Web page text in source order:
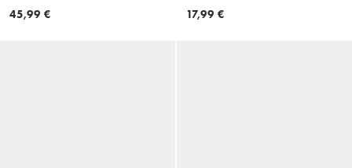
45,99 €
17,99 €